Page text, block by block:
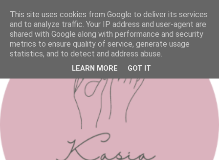
This site uses cookies from Google to deliver its services
and to analyze traffic. Your IP address and user-agent are
shared with Google along with performance and security
metrics to ensure quality of service, generate usage
statistics, and to detect and address abuse.
LEARN MORE GOT IT